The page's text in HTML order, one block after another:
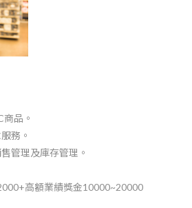
品。
務。
管理及庫存管理。
高額業績獎金10000~20000